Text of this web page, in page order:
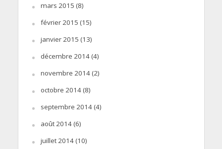
mars 2015 (8)
février 2015 (15)
janvier 2015 (13)
décembre 2014(4)
novembre 2014(2)
octobre 2014(8)
septembre 2014(4)
août 2014(6)
juillet 2014(10)